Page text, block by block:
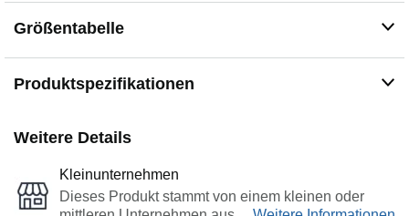
Größentabelle
Produktspezifikationen
Weitere Details
Kleinunternehmen
Dieses Produkt stammt von einem kleinen oder